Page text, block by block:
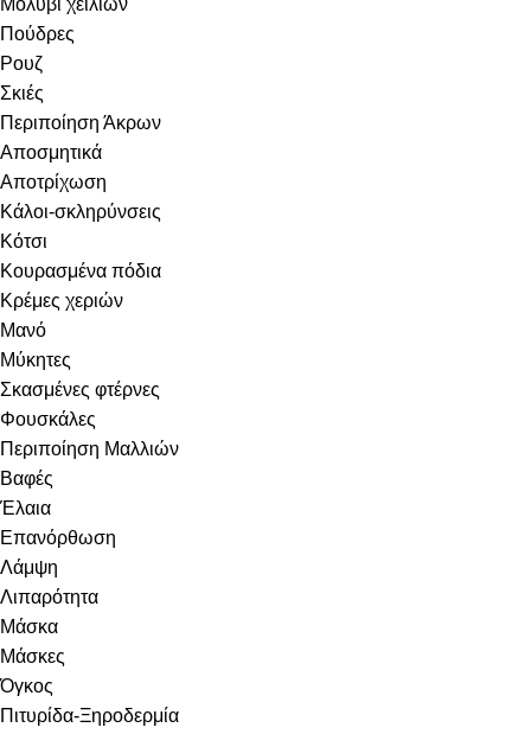
Μολύβι χειλιών
Πούδρες
Ρουζ
Σκιές
Περιποίηση Άκρων
Αποσμητικά
Αποτρίχωση
Κάλοι-σκληρύνσεις
Κότσι
Κουρασμένα πόδια
Κρέμες χεριών
Μανό
Μύκητες
Σκασμένες φτέρνες
Φουσκάλες
Περιποίηση Μαλλιών
Βαφές
Έλαια
Επανόρθωση
Λάμψη
Λιπαρότητα
Μάσκα
Μάσκες
Όγκος
Πιτυρίδα-Ξηροδερμία